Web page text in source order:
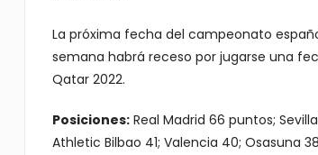
La próxima fecha del campeonato
semana habrá receso por jugarse una
Qatar 2022.
Posiciones:Real Madrid 66 puntos;
Athletic Bilbao 41; Valencia 40; Osasuna